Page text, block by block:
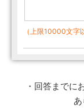
（上限10000文字
・回答までに